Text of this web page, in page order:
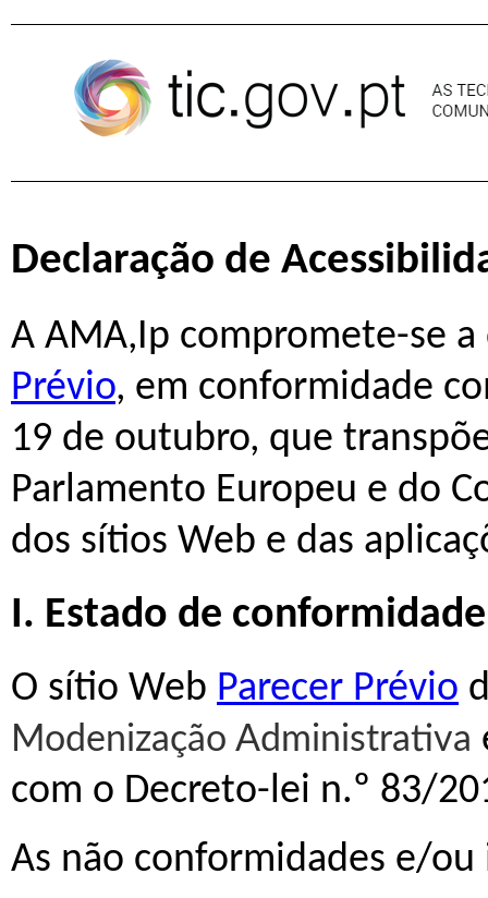
Declaração de
A AMA,Ip compromete-se
Prévio, em conformidade
19 de outubro, que
Parlamento Europeu e do
dos sítios Web e das
I. Estado de conformidade
O sítio Web Parecer Prévio
Modenização Administrativa
com o Decreto-lei n.º 83/
As não conformidades e/ou